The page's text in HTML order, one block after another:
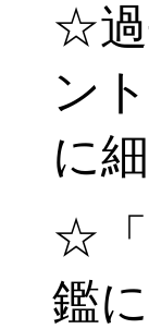
☆過
ン
に
☆「
鑑